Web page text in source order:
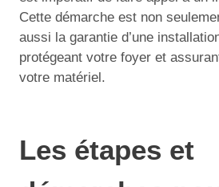
Cette démarche est non
aussi la garantie d’une
protégeant votre foyer et
votre matériel.
Les étapes et